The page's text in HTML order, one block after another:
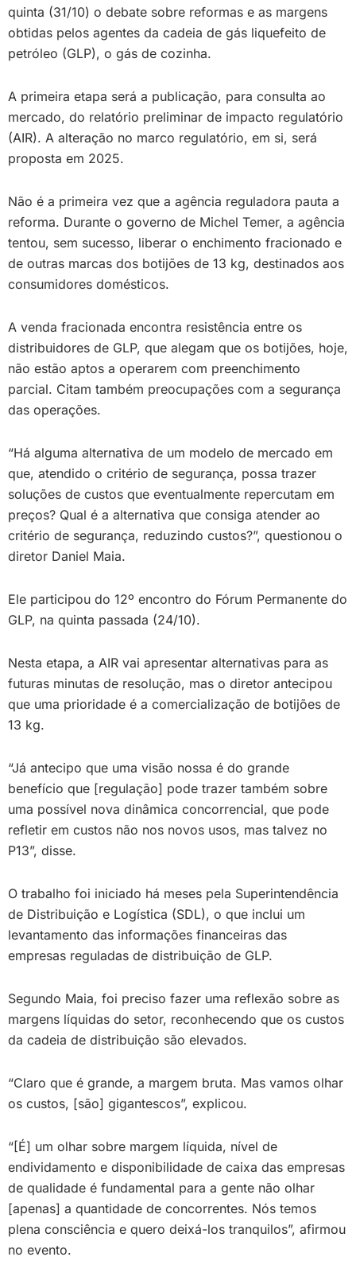
quinta (31/10) o debate sobre reformas e as margens
obtidas pelos agentes da cadeia de gás liquefeito de
petróleo (GLP), o gás de cozinha.
A primeira etapa será a publicação, para consulta ao
mercado, do relatório preliminar de impacto regulatório
(AIR). A alteração no marco regulatório, em si, será
proposta em 2025.
Não é a primeira vez que a agência reguladora pauta a
reforma. Durante o governo de Michel Temer, a agência
tentou, sem sucesso, liberar o enchimento fracionado e
de outras marcas dos botijões de 13 kg, destinados aos
consumidores domésticos.
A venda fracionada encontra resistência entre os
distribuidores de GLP, que alegam que os botijões, hoje,
não estão aptos a operarem com preenchimento
parcial. Citam também preocupações com a segurança
das operações.
“Há alguma alternativa de um modelo de mercado em
que, atendido o critério de segurança, possa trazer
soluções de custos que eventualmente repercutam em
preços? Qual é a alternativa que consiga atender ao
critério de segurança, reduzindo custos?”, questionou o
diretor Daniel Maia.
Ele participou do 12º encontro do Fórum Permanente do
GLP, na quinta passada (24/10).
Nesta etapa, a AIR vai apresentar alternativas para as
futuras minutas de resolução, mas o diretor antecipou
que uma prioridade é a comercialização de botijões de
13 kg.
“Já antecipo que uma visão nossa é do grande
benefício que [regulação] pode trazer também sobre
uma possível nova dinâmica concorrencial, que pode
refletir em custos não nos novos usos, mas talvez no
P13”, disse.
O trabalho foi iniciado há meses pela Superintendência
de Distribuição e Logística (SDL), o que inclui um
levantamento das informações financeiras das
empresas reguladas de distribuição de GLP.
Segundo Maia, foi preciso fazer uma reflexão sobre as
margens líquidas do setor, reconhecendo que os custos
da cadeia de distribuição são elevados.
“Claro que é grande, a margem bruta. Mas vamos olhar
os custos, [são] gigantescos”, explicou.
“[É] um olhar sobre margem líquida, nível de
endividamento e disponibilidade de caixa das empresas
de qualidade é fundamental para a gente não olhar
[apenas] a quantidade de concorrentes. Nós temos
plena consciência e quero deixá-los tranquilos”, afirmou
no evento.